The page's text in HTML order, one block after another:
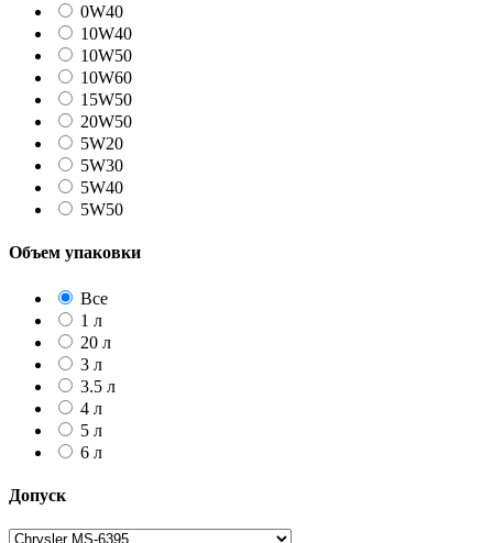
0W40
10W40
10W50
10W60
15W50
20W50
5W20
5W30
5W40
5W50
Объем упаковки
Все
1 л
20 л
3 л
3.5 л
4 л
5 л
6 л
Допуск